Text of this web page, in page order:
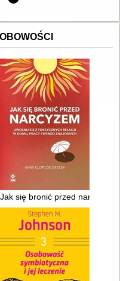
po terapii
Jak się bronić przed narcyzem